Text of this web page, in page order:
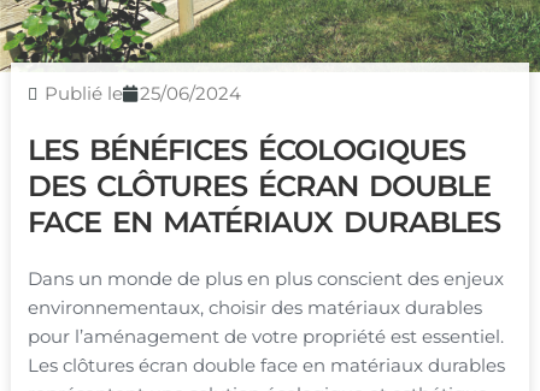
Publié le 25/06/2024
LES BÉNÉFICES ÉCOLOGIQUES
DES CLÔTURES ÉCRAN DOUBLE
FACE EN MATÉRIAUX DURABLES
Dans un monde de plus en plus conscient des enjeux
environnementaux, choisir des matériaux durables
pour l’aménagement de votre propriété est essentiel.
Les clôtures écran double face en matériaux durables